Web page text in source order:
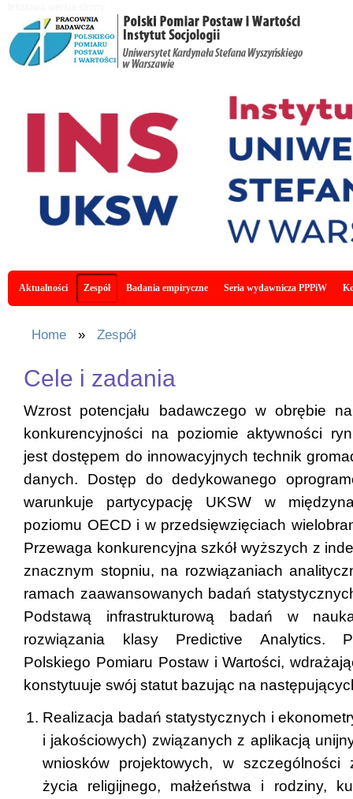
Main menu
Aktualności Zespół Badania empiryczne Seria wydawnicza PPPiW
You are here
Home » Zespół
Cele i zadania
Wzrost potencjału badawczego w obrębie
konkurencyjności na poziomie aktywności
jest dostępem do innowacyjnych technik
danych. Dostęp do dedykowanego
warunkuje partycypację UKSW w
poziomu OECD i w przedsięwzięciach
Przewaga konkurencyjna szkół wyższych z
znacznym stopniu, na rozwiązaniach
ramach zaawansowanych badań
Podstawą infrastrukturową badań w
rozwiązania klasy Predictive Analytics.
Polskiego Pomiaru Postaw i Wartości,
konstytuuje swój statut bazując na
Realizacja badań statystycznych i
i jakościowych) związanych z aplikacją
wniosków projektowych, w szczególności
życia religijnego, małżeństwa i rodziny,